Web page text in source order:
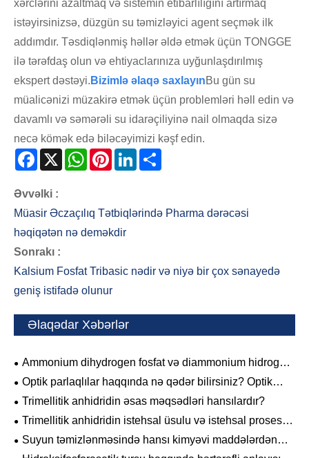
xərclərini azaltmaq və sistemin etibarlılığını artırmaq
istəyirsinizsə, düzgün su təmizləyici agent seçmək ilk
addımdır. Təsdiqlənmiş həllər əldə etmək üçün TONGGE
ilə tərəfdaş olun və ehtiyaclarınıza uyğunlaşdırılmış
ekspert dəstəyi. Bizimlə əlaqə saxlayınBu gün su
müalicənizi müzakirə etmək üçün problemləri həll edin və
davamlı və səmərəli su idarəçiliyinə nail olmaqda sizə
necə kömək edə biləcəyimizi kəşf edin.
Facebook
X WhatsAppPinterestLinkedIn
Əvvəlki :
Müasir Əczaçılıq Tətbiqlərində Pharma dərəcəsi
həqiqətən nə deməkdir
Sonrakı :
Kalsium Fosfat Tribasic nədir və niyə bir çox sənayedə
geniş istifadə olunur
Əlaqədar Xəbərlər
Ammonium dihydrogen fosfat və diammonium hidrogen
fosfatı arasındakı fərqlər nələrdir?
Optik parlaqlılar haqqında nə qədər bilirsiniz? Optik
parlaqlılar populyar elm
Trimellitik anhidridin əsas məqsədləri hansılardır?
Trimellitik anhidridin istehsal üsulu və istehsal prosesi,
ümumi istifadə olunan xammal hansılardır?
Suyun təmizlənməsində hansı kimyəvi maddələrdən
istifadə olunur?